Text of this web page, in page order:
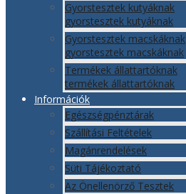
Gyorstesztek kutyáknak
gyorstesztek kutyáknak
Gyorstesztek macskáknak
gyorstesztek macskáknak
Termékek állattartóknak
termékek állattartóknak
Információk
Egészségpénztárak
Szállítási Feltételek
Magánrendelések
Süti Tájékoztató
Az Önellenörző Tesztek